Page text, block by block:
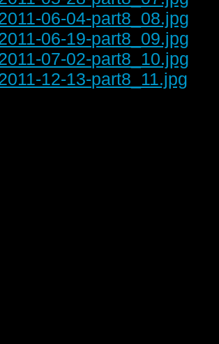
06-04-part8_08.jpg
06-19-part8_09.jpg
07-02-part8_10.jpg
12-13-part8_11.jpg